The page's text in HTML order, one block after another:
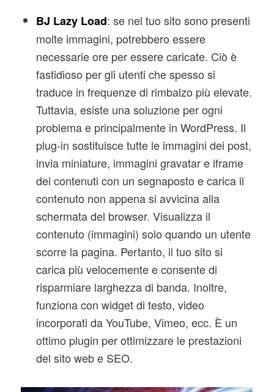
BJ Lazy Load: se nel tuo sito sono presenti
molte immagini, potrebbero essere
necessarie ore per essere caricate. Ciò è
fastidioso per gli utenti che spesso si
traduce in frequenze di rimbalzo più elevate.
Tuttavia, esiste una soluzione per ogni
problema e principalmente in WordPress. Il
plug-in sostituisce tutte le immagini dei post,
invia miniature, immagini gravatar e iframe
dei contenuti con un segnaposto e carica il
contenuto non appena si avvicina alla
schermata del browser. Visualizza il
contenuto (immagini) solo quando un utente
scorre la pagina. Pertanto, il tuo sito si
carica più velocemente e consente di
risparmiare larghezza di banda. Inoltre,
funziona con widget di testo, video
incorporati da YouTube, Vimeo, ecc. È un
ottimo plugin per ottimizzare le prestazioni
del sito web e SEO.